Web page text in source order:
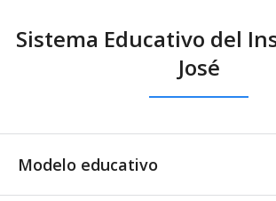
Sistema Educativo del
José
Modelo educativo